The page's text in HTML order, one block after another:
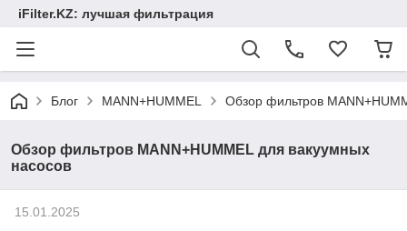
iFilter.KZ: лучшая фильтрация
Блог MANN+HUMMEL Обзор фильтров
Обзор фильтров MANN+HUMMEL для вакуумных
насосов
15.01.2025